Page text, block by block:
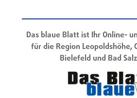
Das blaue Blatt ist Ihr Online-
für die Region Leopoldshöhe,
Bielefeld und Bad